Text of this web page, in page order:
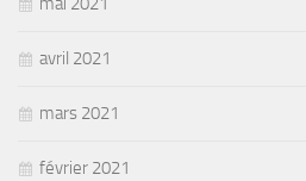
avril 2021
mars 2021
février 2021